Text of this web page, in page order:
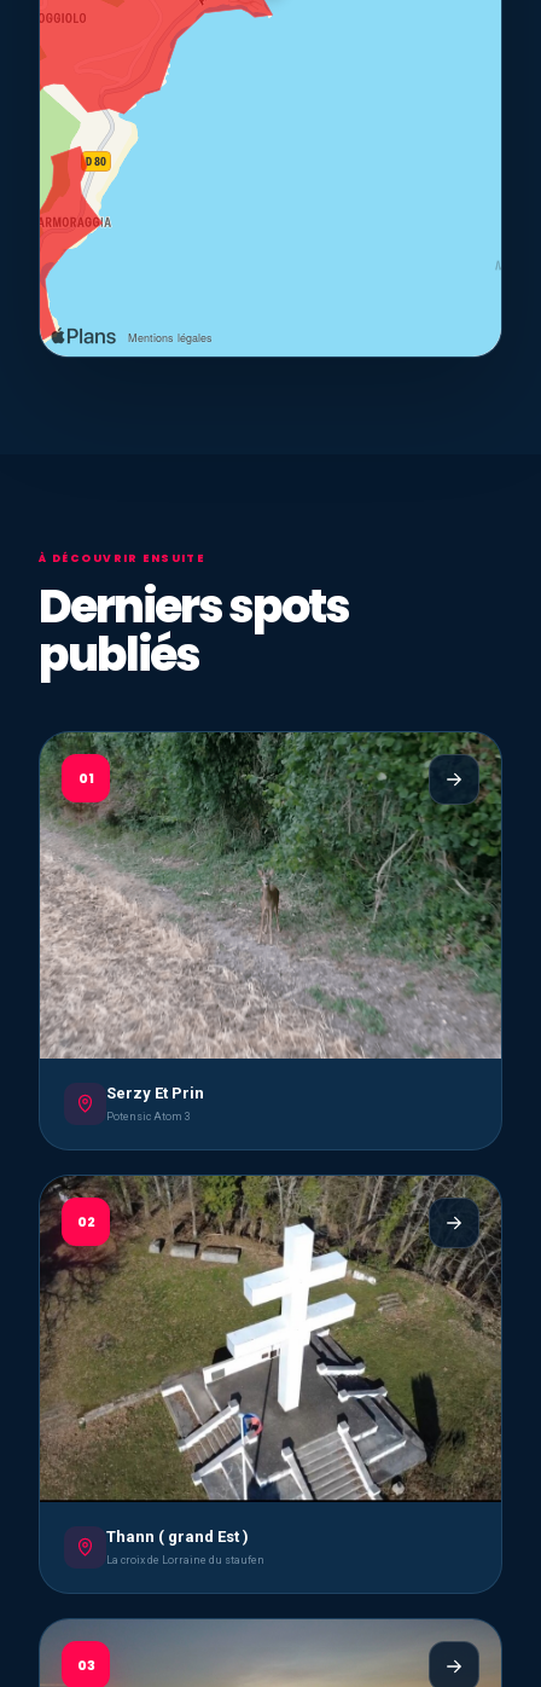
À DÉCOUVRIR ENSUITE
Derniers spots
publiés
01
Serzy Et Prin
Potensic Atom 3
02
Thann ( grand Est )
La croix de Lorraine du staufen
03